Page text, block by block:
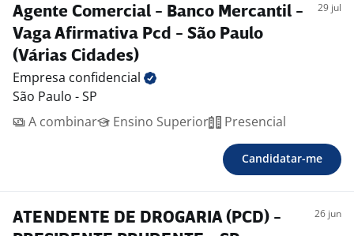
Agente Comercial - Banco Mercantil -
Vaga Afirmativa Pcd - São Paulo
(Várias Cidades)
29 jul
Empresa confidencial
São Paulo - SP
A combinar
Ensino Superior Presencial
Candidatar-me
ATENDENTE DE DROGARIA (PCD) -
26 jun